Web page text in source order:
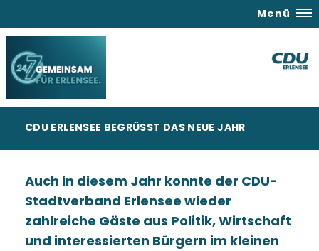
Menü
CDU ERLENSEE BEGRÜSST DAS NEUE JAHR
Auch in diesem Jahr konnte der CDU-
Stadtverband Erlensee wieder
zahlreiche Gäste aus Politik, Wirtschaft
und interessierten Bürgern im kleinen